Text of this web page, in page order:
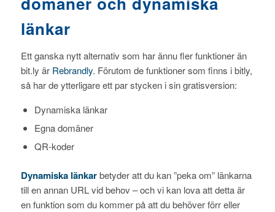
länkar
Ett ganska nytt alternativ som har ännu fler funktioner än
bit.ly är Rebrandly. Förutom de funktioner som finns i bitly,
så har de ytterligare ett par stycken i sin gratisversion:
Dynamiska länkar
Egna domäner
QR-koder
Dynamiska länkarbetyder att du kan ”peka om” länkarna
till en annan URL vid behov – och vi kan lova att detta är
en funktion som du kommer på att du behöver förr eller